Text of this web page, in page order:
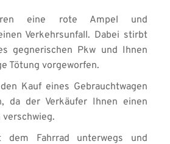
eine rote Ampel und
Verkehrsunfall. Dabei stirbt
gegnerischen Pkw und Ihnen
Tötung vorgeworfen.
Kauf eines Gebrauchtwagen
da der Verkäufer Ihnen einen
verschwieg.
Fahrrad unterwegs und